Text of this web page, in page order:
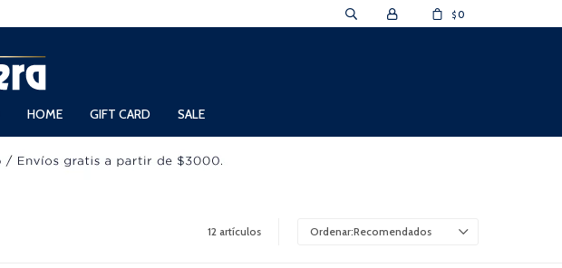
HOME GIFT CARD SALE
$ 0
12 artículos Recomendados